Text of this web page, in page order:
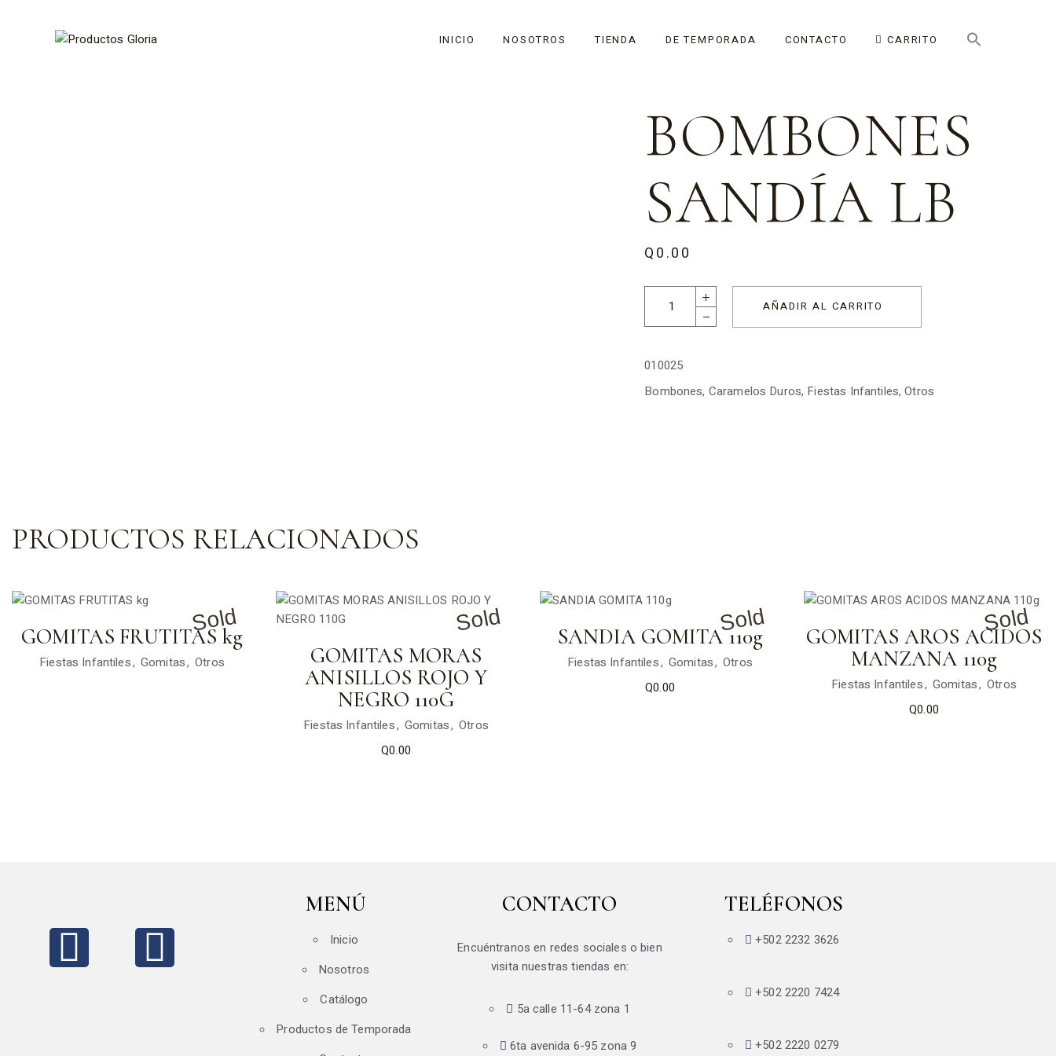
INICIO NOSOTROS TIENDA DE TEMPORADA CONTACTO CARRITO
BOMBONES
SANDÍA LB
Q0.00
AÑADIR AL CARRITO
010025
Bombones, Caramelos Duros, Fiestas Infantiles,Otros
PRODUCTOS RELACIONADOS
Sold
GOMITAS FRUTITAS kg
Fiestas Infantiles Gomitas Otros
Sold
GOMITAS MORAS
ANISILLOS ROJO Y
NEGRO 110G
Fiestas Infantiles Gomitas Otros
Q0.00
Sold
SANDIA GOMITA 110g
Fiestas Infantiles Gomitas Otros
Q0.00
Sold
GOMITAS AROS ACIDOS
MANZANA 110g
Fiestas Infantiles Gomitas Otros
Q0.00
MENÚ
Inicio
Nosotros
Catálogo
Productos de Temporada
CONTACTO
Encuéntranos en redes sociales o bien
visita nuestras tiendas en:
5a calle 11-64 zona 1
6ta avenida 6-95 zona 9
TELÉFONOS
+502 2232 3626
+502 2220 7424
+502 2220 0279